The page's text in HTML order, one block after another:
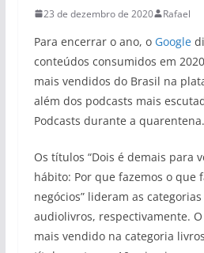
23 de dezembro de 2020 Rafael
Para encerrar o ano, o Google
conteúdos consumidos em
mais vendidos do Brasil na
além dos podcasts mais
Podcasts durante a quarentena.
Os títulos “Dois é demais para
hábito: Por que fazemos o que
negócios” lideram as
audiolivros, respectivamente. O
mais vendido na categoria